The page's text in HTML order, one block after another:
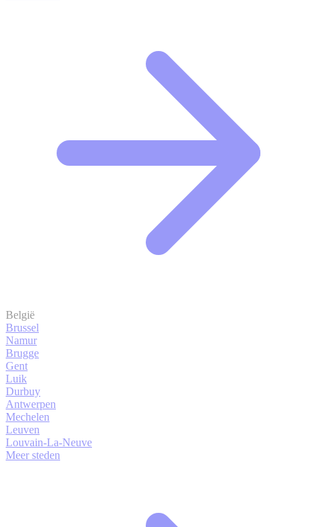
België
Brussel
Namur
Brugge
Gent
Luik
Durbuy
Antwerpen
Mechelen
Leuven
Louvain-La-Neuve
Meer steden